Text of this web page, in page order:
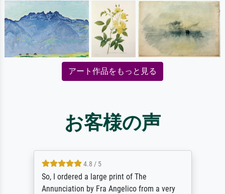
アート作品をもっと見る
お客様の声
4.8 / 5
So, I ordered a large print of The
Annunciation by Fra Angelico from a very